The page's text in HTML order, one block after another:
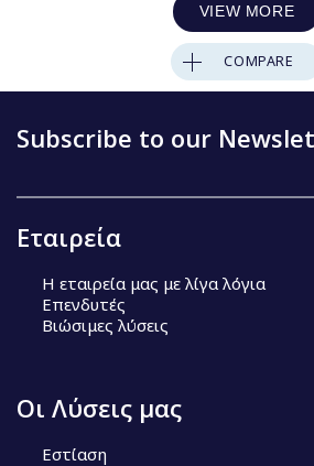
VIEW MORE
COMPARE
Subscribe to our
Εταιρεία
Η εταιρεία μας με λίγα λόγια
Επενδυτές
Βιώσιμες λύσεις
Οι Λύσεις μας
Εστίαση